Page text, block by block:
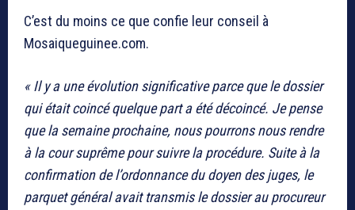
C’est du moins ce que confie leur conseil à
Mosaiqueguinee.com.
« Il y a une évolution significative parce que le dossier
qui était coincé quelque part a été décoincé. Je pense
que la semaine prochaine, nous pourrons nous rendre
à la cour suprême pour suivre la procédure. Suite à la
confirmation de l’ordonnance du doyen des juges, le
parquet général avait transmis le dossier au procureur